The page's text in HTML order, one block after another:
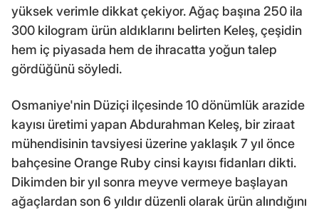
yüksek verimle dikkat çekiyor. Ağaç başına 250 ila
300 kilogram ürün aldıklarını belirten Keleş, çeşidin
hem iç piyasada hem de ihracatta yoğun talep
gördüğünü söyledi.
Osmaniye'nin Düziçi ilçesinde 10 dönümlük arazide
kayısı üretimi yapan Abdurahman Keleş, bir ziraat
mühendisinin tavsiyesi üzerine yaklaşık 7 yıl önce
bahçesine Orange Ruby cinsi kayısı fidanları dikti.
Dikimden bir yıl sonra meyve vermeye başlayan
ağaçlardan son 6 yıldır düzenli olarak ürün alındığını